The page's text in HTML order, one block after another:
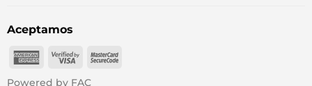
Aceptamos
American
Visa
MasterCard
Powered by FAC